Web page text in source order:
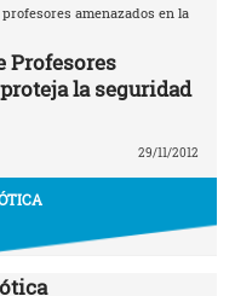
amenazados en la
Profesores
la seguridad
29/11/2012